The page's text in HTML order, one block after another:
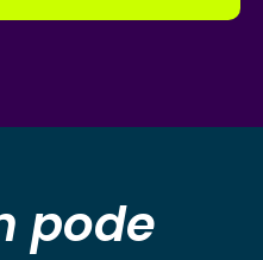
pode